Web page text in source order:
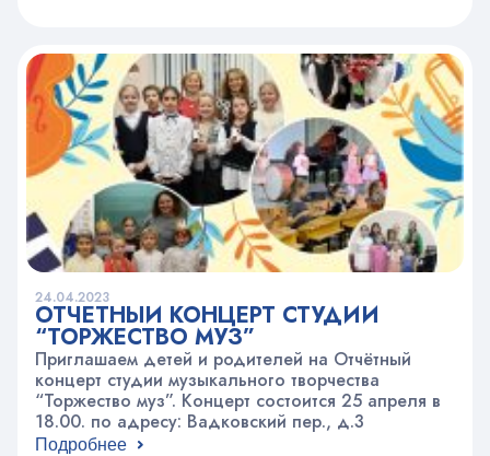
24.04.2023
ОТЧЁТНЫЙ КОНЦЕРТ СТУДИИ
“ТОРЖЕСТВО МУЗ”
Приглашаем детей и родителей на Отчётный
концерт студии музыкального творчества
“Торжество муз”. Концерт состоится 25 апреля в
18.00. по адресу: Вадковский пер., д.3
Подробнее